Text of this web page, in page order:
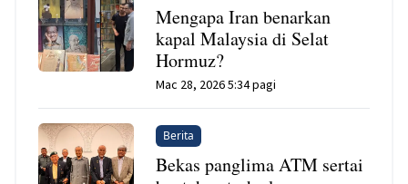
Mengapa Iran benarkan
kapal Malaysia di Selat
Hormuz?
Mac 28, 2026 5:34 pagi
Berita
Bekas panglima ATM sertai